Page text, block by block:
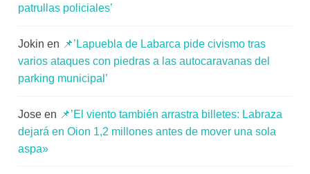
patrullas policiales’
Jokin en 📌’Lapuebla de Labarca pide civismo tras
varios ataques con piedras a las autocaravanas del
parking municipal’
Jose en 📌’El viento también arrastra billetes: Labraza
dejará en Oion 1,2 millones antes de mover una sola
aspa»